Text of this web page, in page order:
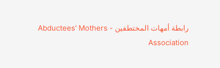
‎رابطة أمهات المختطفين - Abductees' Mothers
Association‎